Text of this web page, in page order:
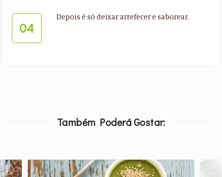
04
Depois é só deixar arrefecer e saborear.
Também Poderá Gostar: